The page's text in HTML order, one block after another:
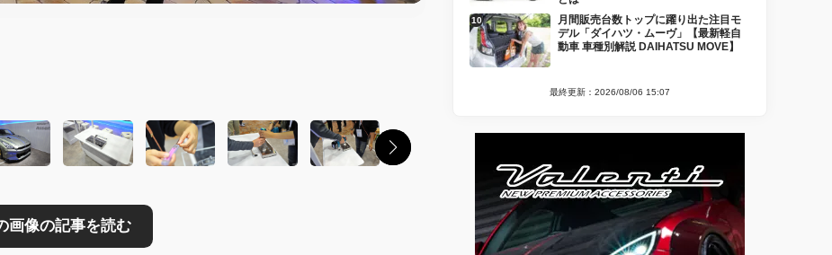
月間販売台数トップに躍り出た注目モ
デル「ダイハツ・ムーヴ」【最新軽自
動車 車種別解説 DAIHATSU MOVE】
最終更新：2026/08/06 15:07